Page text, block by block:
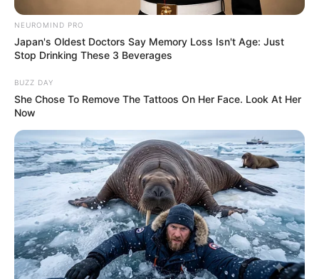
6. Para fechar aalmofada de calça jeanspor
completo, coloque aproximadamente 0,5 cm das
bordas que ficaram sem costura para o lado de
dentro da peça. Prenda as bordas com alfinetes e
feche-as com a máquina de costura.
Dica: Caso você queira uma capa de almofada
removível, bastapregar um zíperem um dos lados
NEUROMIND PRO
Japan's Oldest Doctors Say Memory Loss Isn't Age: Just
Stop Drinking These 3 Beverages
BUZZ DAY
She Chose To Remove The Tattoos On Her Face. Look At Her
Now